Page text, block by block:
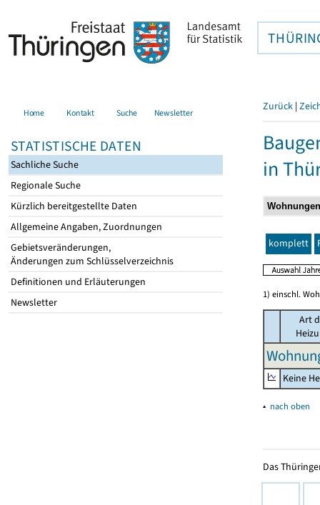
Home Kontakt Suche Newsletter
STATISTISCHE DATEN
Sachliche Suche
Regionale Suche
Kürzlich bereitgestellte Daten
Allgemeine Angaben, Zuordnungen
Gebietsveränderungen,
Änderungen zum Schlüsselverzeichnis
Definitionen und Erläuterungen
Newsletter
Zurück |
in
komplett
1) einschl.
Art
Keine
▴ nach oben
Das